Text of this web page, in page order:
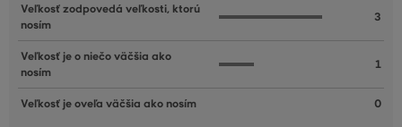
Veľkosť zodpovedá veľkosti, ktorú
nosím
3
Veľkosť je o niečo väčšia ako
nosím
1
Veľkosť je oveľa väčšia ako nosím 0